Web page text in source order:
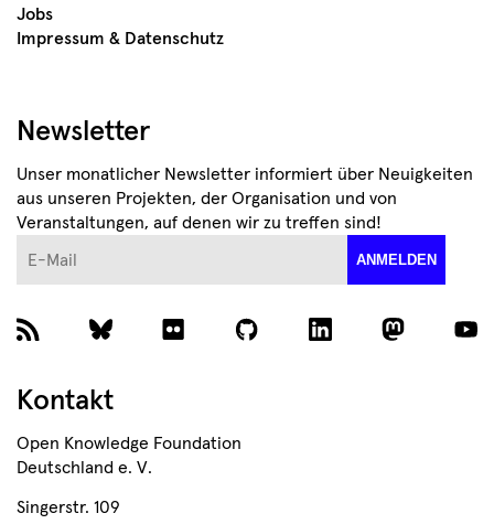
Jobs
Impressum & Datenschutz
Newsletter
Unser monatlicher Newsletter informiert über Neuigkeiten
aus unseren Projekten, der Organisation und von
Veranstaltungen, auf denen wir zu treffen sind!
ANMELDEN
Kontakt
Open Knowledge Foundation
Deutschland e. V.
Singerstr. 109